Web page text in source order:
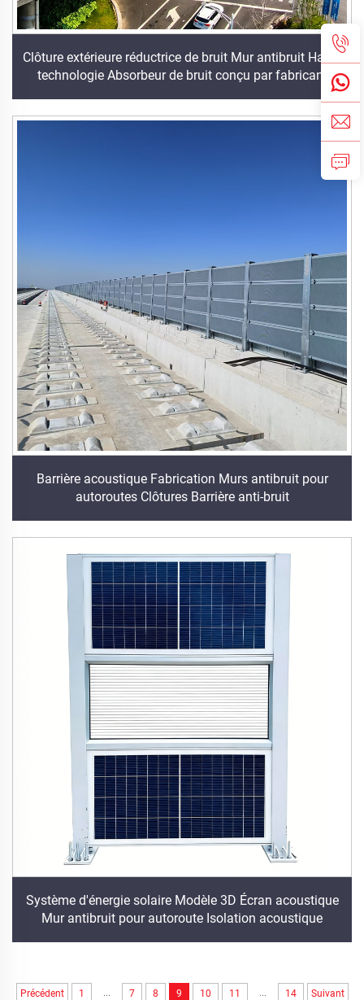
Clôture extérieure réductrice de bruit Mur antibruit Haute
technologie Absorbeur de bruit conçu par fabricant
Barrière acoustique Fabrication Murs antibruit pour
autoroutes Clôtures Barrière anti-bruit
Système d'énergie solaire Modèle 3D Écran acoustique
Mur antibruit pour autoroute Isolation acoustique
Précédent 1 ... 7 8 9 10 11 ... 14 Suivant